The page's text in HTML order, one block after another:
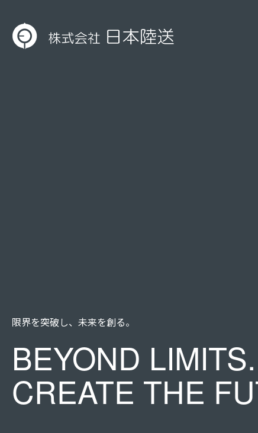
限界を突破し、未来を創る。
BEYOND LIMITS.
CREATE THE